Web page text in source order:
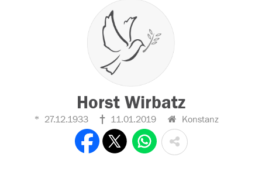
Horst Wirbatz
27.12.1933 11.01.2019 Konstanz